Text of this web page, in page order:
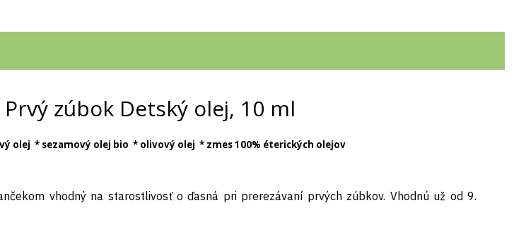
Prvý zúbok Detský olej, 10 ml
olej * sezamový olej bio * olivový olej * zmes 100% éterických olejov
vhodný na starostlivosť o ďasná pri prerezávaní prvých zúbkov. Vhodnú už od 9.